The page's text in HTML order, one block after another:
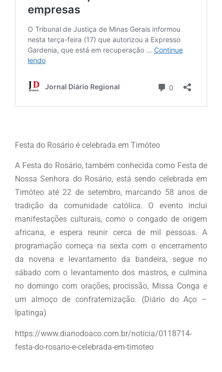
Festa do Rosário é celebrada em Timóteo
A Festa do Rosário, também conhecida como Festa de
Nossa Senhora do Rosário, está sendo celebrada em
Timóteo até 22 de setembro, marcando 58 anos de
tradição da comunidade católica. O evento inclui
manifestações culturais, como o congado de origem
africana, e espera reunir cerca de mil pessoas. A
programação começa na sexta com o encerramento
da novena e levantamento da bandeira, segue no
sábado com o levantamento dos mastros, e culmina
no domingo com orações, procissão, Missa Conga e
um almoço de confraternização. (Diário do Aço –
Ipatinga)
https://www.diariodoaco.com.br/noticia/0118714-
festa-do-rosario-e-celebrada-em-timoteo